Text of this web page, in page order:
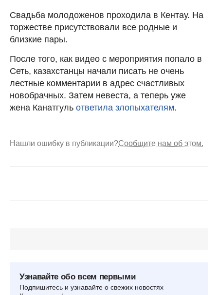
Свадьба молодоженов проходила в Кентау. На
торжестве присутствовали все родные и
близкие пары.
После того, как видео с мероприятия попало в
Сеть, казахстанцы начали писать не очень
лестные комментарии в адрес счастливых
новобрачных. Затем невеста, а теперь уже
жена Канатгуль ответила злопыхателям.
Нашли ошибку в публикации?Сообщите нам об этом.
Узнавайте обо всем первыми
Подпишитесь и узнавайте о свежих новостях